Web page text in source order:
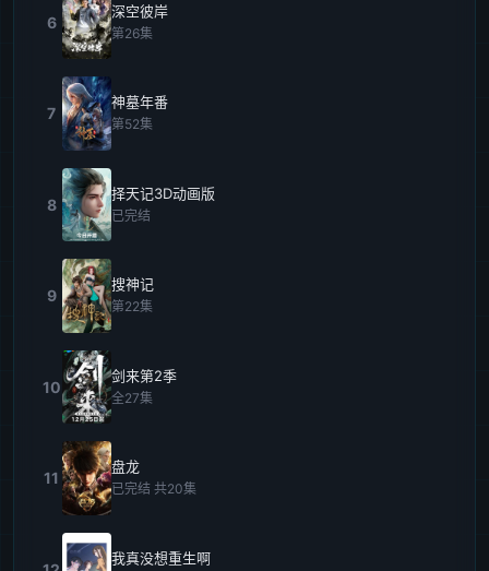
6
深空彼岸
第26集
7
神墓年番
第52集
8
择天记3D动画版
已完结
9
搜神记
第22集
10
剑来第2季
全27集
11
盘龙
已完结 共20集
我真没想重生啊